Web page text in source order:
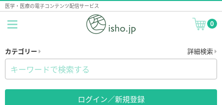
医学・医療の電子コンテンツ配信サービス
0
カテゴリー 詳細検索
ログイン／新規登録